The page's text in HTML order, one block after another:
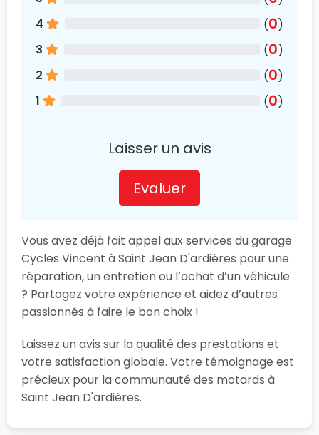
4
(0)
3
(0)
2
(0)
1
(0)
Laisser un avis
Evaluer
Vous avez déjà fait appel aux services du garage
Cycles Vincent à Saint Jean D'ardières pour une
réparation, un entretien ou l’achat d’un véhicule
? Partagez votre expérience et aidez d’autres
passionnés à faire le bon choix !
Laissez un avis sur la qualité des prestations et
votre satisfaction globale. Votre témoignage est
précieux pour la communauté des motards à
Saint Jean D'ardières.